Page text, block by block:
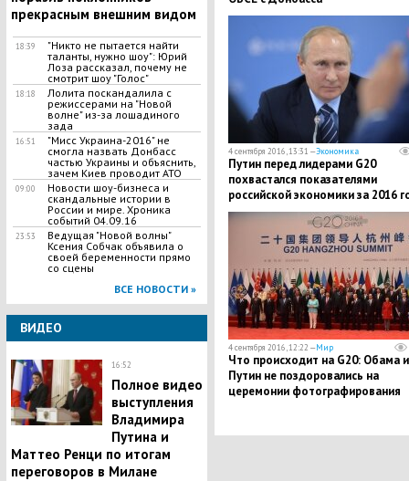
прекрасным внешним видом
18:39
"Никто не пытается найти
таланты, нужно шоу": Юрий
Лоза рассказал, почему не
смотрит шоу "Голос"
18:18
Лолита поскандалила с
режиссерами на "Новой
волне" из-за лошадиного
зада
16:51
"Мисс Украина-2016" не
смогла назвать Донбасс
частью Украины и объяснить,
зачем Киев проводит АТО
09:00
Новости шоу-бизнеса и
скандальные истории в
России и мире. Хроника
событий 04.09.16
23:53
Ведущая "Новой волны"
Ксения Собчак объявила о
своей беременности прямо
со сцены
ВСЕ НОВОСТИ »
ВИДЕО
16:52
Полное видео
выступления
Владимира
Путина и
Маттео Ренци по итогам
переговоров в Милане
4 сентября 2016, 13:31 —Экономика
Путин перед лидерами G20
похвастался показателями
российской экономики за 2016
4 сентября 2016, 12:22 —Мир
Что происходит на G20: Обама и
Путин не поздоровались на
церемонии фотографирования